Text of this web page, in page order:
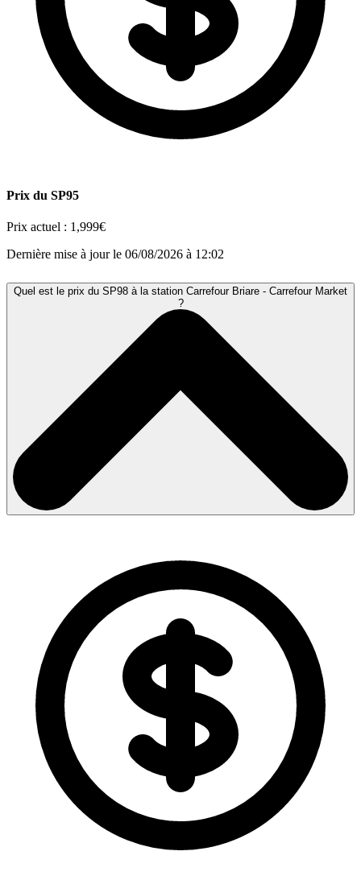
Prix du SP95
Prix actuel : 1,999€
Dernière mise à jour le 06/08/2026 à 12:02
Quel est le prix du SP98 à la station Carrefour Briare - Carrefour Market
?